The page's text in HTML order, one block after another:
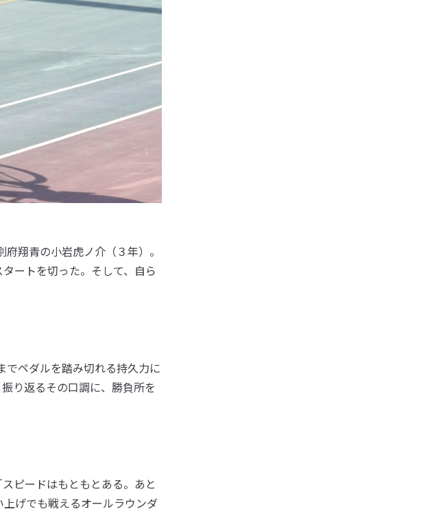
翔青の小岩虎ノ介（３年）。
ートを切った。そして、自ら
ペダルを踏み切れる持久力に
り返るその口調に、勝負所を
ピードはもともとある。あと
げでも戦えるオールラウンダ